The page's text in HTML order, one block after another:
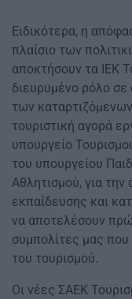
Ειδικότερα, η
πλαίσιο των
αποκτήσουν τα ΙΕΚ
διευρυμένο ρόλο σε
των
τουριστική αγορά
υπουργείο
του υπουργείου
Αθλητισμού, για
εκπαίδευσης και
να αποτελέσουν
συμπολίτες μας
του τουρισμού.
Οι νέες ΣΑΕΚ